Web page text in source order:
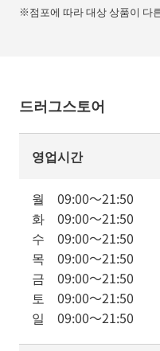
※점포에 따라 대상 상품이 다
드러그스토어
영업시간
월 09:00～21:50
화 09:00～21:50
수 09:00～21:50
목 09:00～21:50
금 09:00～21:50
토 09:00～21:50
일 09:00～21:50